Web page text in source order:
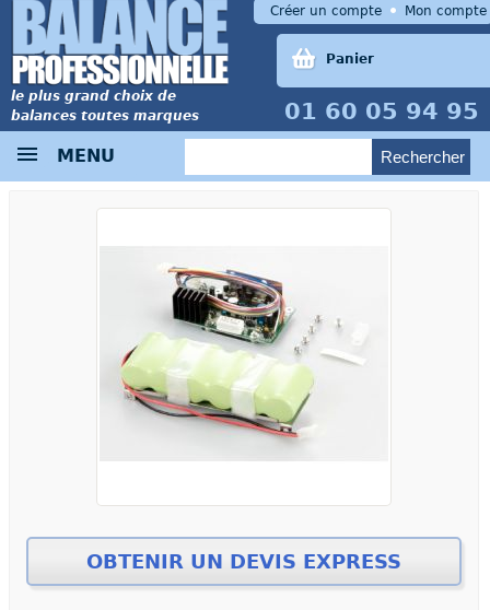
le plus grand choix de
balances toutes marques
01 60 05 94 95
Panier
Créer un compte Mon compte
MENU